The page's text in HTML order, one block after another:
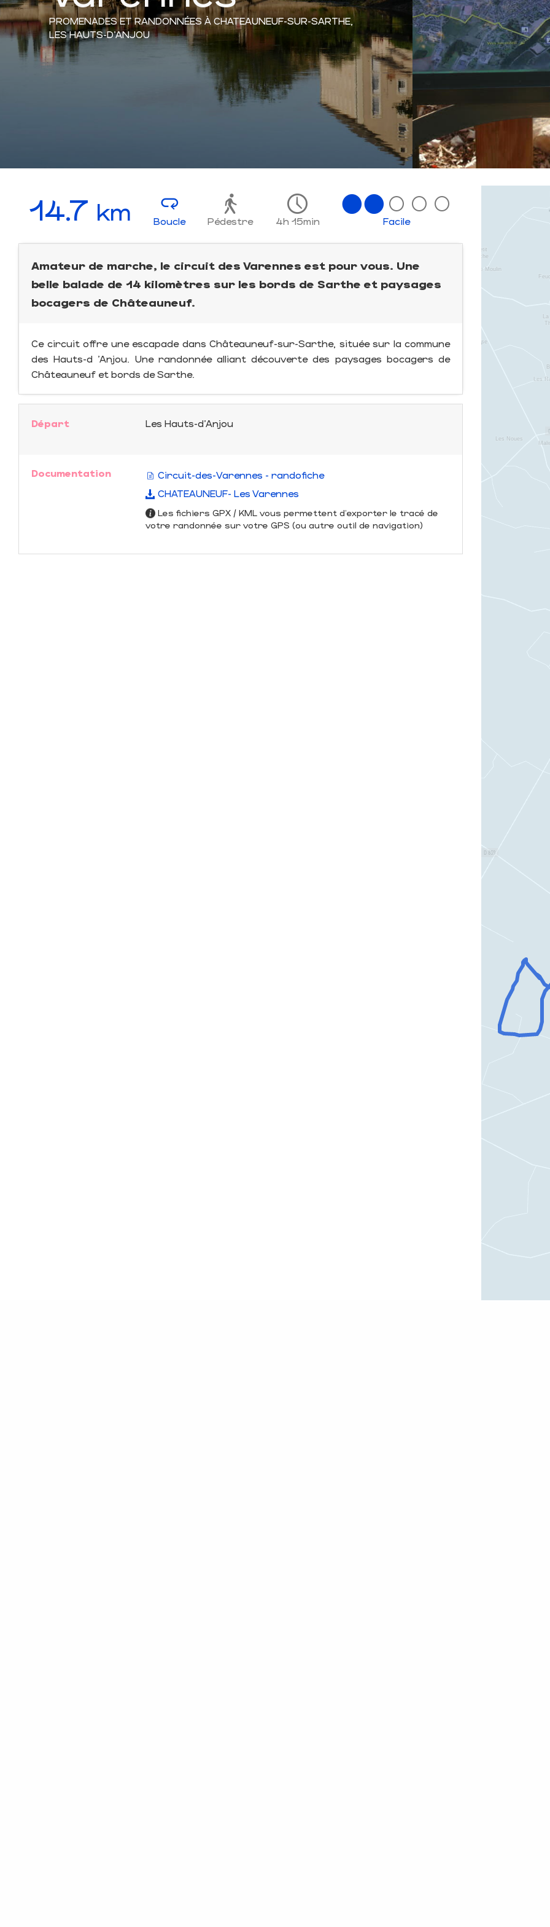
PROMENADES ET RANDONNÉES À CHATEAUNEUF-SUR-SARTHE,
LES HAUTS-D'ANJOU
14.7 km Boucle Pédestre 4h 15min Facile
Amateur de marche, le circuit des Varennes est pour vous. Une
belle balade de 14 kilomètres sur les bords de Sarthe et paysages
bocagers de Châteauneuf.
Ce circuit offre une escapade dans Châteauneuf-sur-Sarthe, située sur la commune
des Hauts-d ’Anjou. Une randonnée alliant découverte des paysages bocagers de
Châteauneuf et bords de Sarthe.
Départ Les Hauts-d'Anjou
Documentation
Circuit-des-Varennes - randofiche
CHATEAUNEUF- Les Varennes
Les fichiers GPX / KML vous permettent d'exporter le tracé de
votre randonnée sur votre GPS (ou autre outil de navigation)